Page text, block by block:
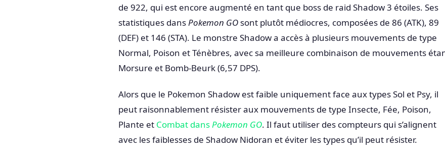
de 922, qui est encore augmenté en tant que boss de raid Shadow 3 étoiles. Ses
statistiques dansPokemon GO sont plutôt médiocres, composées de 86 (ATK), 89
(DEF) et 146 (STA). Le monstre Shadow a accès à plusieurs mouvements de type
Normal, Poison et Ténèbres, avec sa meilleure combinaison de mouvements
Morsure et Bomb-Beurk (6,57 DPS).
Alors que le Pokemon Shadow est faible uniquement face aux types Sol et Psy, il
peut raisonnablement résister aux mouvements de type Insecte, Fée, Poison,
Plante et Combat dans Pokemon GO. Il faut utiliser des compteurs qui s’alignent
avec les faiblesses de Shadow Nidoran et éviter les types qu’il peut résister.